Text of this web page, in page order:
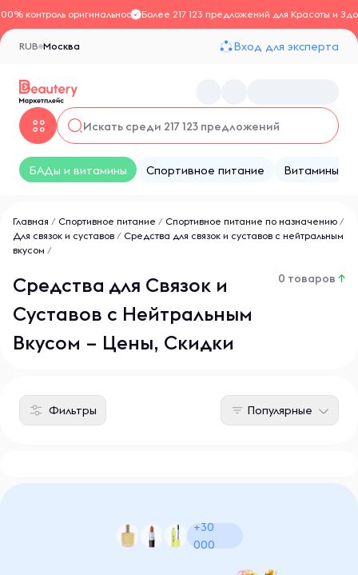
контроль оригинальностиБолее 217 123 предложений для Красоты и
Москва
RUB Вход для эксперта
БАДы и витамины Спортивное питание Витамины
Главная / Спортивное питание / Спортивное питание по назначению /
Для связок и суставов / Средства для связок и суставов с нейтральным
вкусом /
Средства для Связок и
Суставов с Нейтральным
Вкусом – Цены, Скидки
0 товаров ↑
Фильтры Популярные
+30
000